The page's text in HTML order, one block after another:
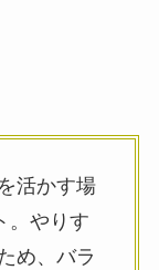
活かす場
。やりす
め、バラ